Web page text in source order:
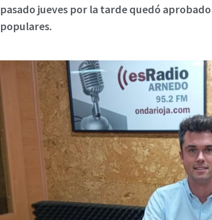
pasado jueves por la tarde quedó aprobado
populares.